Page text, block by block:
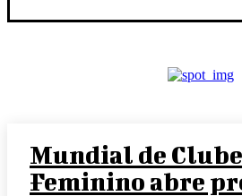
Mundial de
Feminino abre